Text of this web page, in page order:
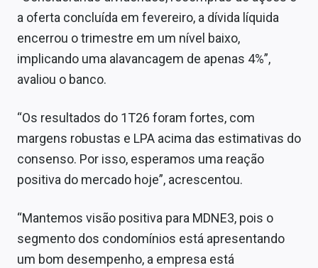
a oferta concluída em fevereiro, a dívida líquida
encerrou o trimestre em um nível baixo,
implicando uma alavancagem de apenas 4%”,
avaliou o banco.
“Os resultados do 1T26 foram fortes, com
margens robustas e LPA acima das estimativas do
consenso. Por isso, esperamos uma reação
positiva do mercado hoje”, acrescentou.
“Mantemos visão positiva para MDNE3, pois o
segmento dos condomínios está apresentando
um bom desempenho, a empresa está